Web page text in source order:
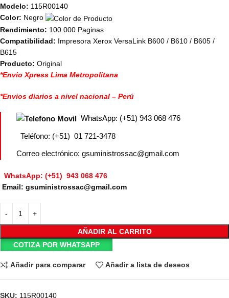
Modelo: 115R00140
Color: Negro
Rendimiento: 100.000 Paginas
Compatibilidad: Impresora Xerox VersaLink B600 / B610 / B605 /
B615
Producto: Original
*Envio Xpress Lima Metropolitana
*Envios diarios a nivel nacional – Perú
WhatsApp: (+51) 943 068 476
Teléfono: (+51) 01 721-3478
Correo electrónico: gsuministrossac@gmail.com
WhatsApp: (+51) 943 068 476
Email: gsuministrossac@gmail.com
AÑADIR AL CARRITO
COTIZA POR WHATSAPP
Añadir para comparar Añadir a lista de deseos
SKU: 115R00140